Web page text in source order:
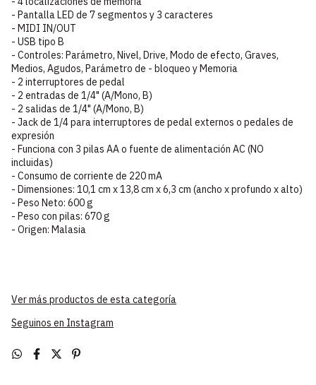
- Pantalla LED de 7 segmentos y 3 caracteres
- MIDI IN/OUT
- USB tipo B
- Controles: Parámetro, Nivel, Drive, Modo de efecto, Graves,
Medios, Agudos, Parámetro de - bloqueo y Memoria
- 2 interruptores de pedal
- 2 entradas de 1/4" (A/Mono, B)
- 2 salidas de 1/4" (A/Mono, B)
- Jack de 1/4 para interruptores de pedal externos o pedales de
expresión
- Funciona con 3 pilas AA o fuente de alimentación AC (NO
incluidas)
- Consumo de corriente de 220 mA
- Dimensiones: 10,1 cm x 13,8 cm x 6,3 cm (ancho x profundo x alto)
- Peso Neto: 600 g
- Peso con pilas: 670 g
- Origen: Malasia
Ver más productos de esta categoría
Seguinos en Instagram